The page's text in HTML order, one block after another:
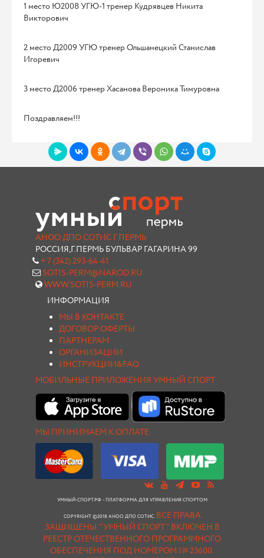
1 место Ю2008 УГЮ-1 тренер Кудрявцев Никита
Викторович
2 место Д2009 УГЮ тренер Ольшанецкий Станислав
Игоревич
3 место Д2006 тренер Хасанова Вероника Тимуровна
Поздравляем!!!
АНОО ДПО СОТИС Г.ПЕРМЬ
РОССИЯ,Г.ПЕРМЬ БУЛЬВАР ГАГАРИНА 99
+ 7 (342) 293-64-41
SOTIS-PERM@NAROD.RU
WWW.SOTIS-PERM.RU
ИНФОРМАЦИЯ
МЫ В КОНТАКТЕ
ДОГОВОР ОФЕРТЫ
ПАРТНЕРАМ
ОРГАНИЗАЦИИ
ИНСТРУКЦИИ&FAQ
МОБИЛЬНЫЕ ПРИЛОЖЕНИЯ УМНЫЙ СПОРТ
МЫ ПРИНИМАЕМ К ОПЛАТЕ
УМНЫЙ-СПОРТ.РФ - ПЛАТФОРМА ДЛЯ УПРАВЛЕНИЯ СПОРТОМ
COPYRIGHT ©2018 АНОО ДПО СОТИС. ВСЕ ПРАВА
ЗАЩИЩЕНЫ."УМНЫЙ СПОРТ " ВКЛЮЧЕН В
РЕЕСТР ОТЕЧЕСТВЕННОГО ПРОГРАММНОГО
ОБЕСПЕЧЕНИЯ ПОД НОМЕРОМ № 23600.